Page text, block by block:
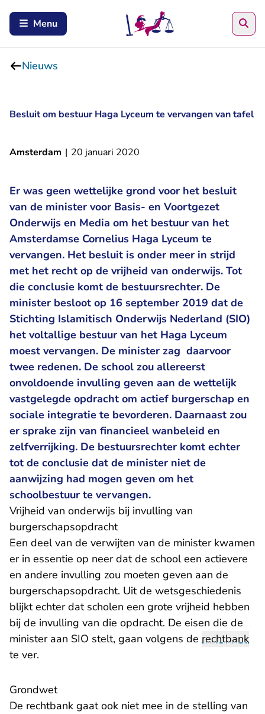
Menu
Nieuws
Besluit om bestuur Haga Lyceum te vervangen van tafel
Amsterdam | 20 januari 2020
Er was geen wettelijke grond voor het besluit
van de minister voor Basis- en Voortgezet
Onderwijs en Media om het bestuur van het
Amsterdamse Cornelius Haga Lyceum te
vervangen. Het besluit is onder meer in strijd
met het recht op de vrijheid van onderwijs. Tot
die conclusie komt de bestuursrechter. De
minister besloot op 16 september 2019 dat de
Stichting Islamitisch Onderwijs Nederland (SIO)
het voltallige bestuur van het Haga Lyceum
moest vervangen. De minister zag daarvoor
twee redenen. De school zou allereerst
onvoldoende invulling geven aan de wettelijk
vastgelegde opdracht om actief burgerschap en
sociale integratie te bevorderen. Daarnaast zou
er sprake zijn van financieel wanbeleid en
zelfverrijking. De bestuursrechter komt echter
tot de conclusie dat de minister niet de
aanwijzing had mogen geven om het
schoolbestuur te vervangen.
Vrijheid van onderwijs bij invulling van
burgerschapsopdracht
Een deel van de verwijten van de minister kwamen
er in essentie op neer dat de school een actievere
en andere invulling zou moeten geven aan de
burgerschapsopdracht. Uit de wetsgeschiedenis
blijkt echter dat scholen een grote vrijheid hebben
bij de invulling van die opdracht. De eisen die de
minister aan SIO stelt, gaan volgens de rechtbank
te ver.
Grondwet
De rechtbank gaat ook niet mee in de stelling van